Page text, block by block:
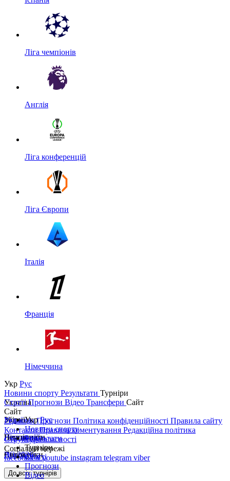
Ліга чемпіонів
Англія
Ліга конференцій
Ліга Європи
Італія
Франція
Німеччина
Укр Рус
Новини спорту Результати Турніри
Україна
Україна
Перша ліга
Друга ліга
Кубок України
Збірні
Ліга націй
ЧС 2026
Чемпіонати
Англія
Іспанія
Єврокубки
Ліга чемпіонів
До всіх турнірів
СтаттіПрогнози Відео Трансфери Сайт
Сайт
РедакціяПрогнози Політика конфіденційності Правила сайту
КонтактиПравила коментування Редакційна політика
Структура власності
Соціальні мережі
facebookxyoutube instagram telegram viber
УкрРус
Новини спорту
Результати
Турніри
Статті
Прогнози
Відео